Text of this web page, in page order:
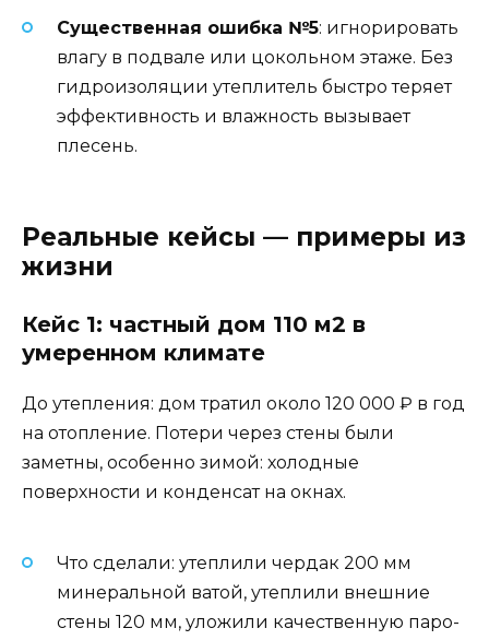
Существенная ошибка №5: игнорировать
влагу в подвале или цокольном этаже. Без
гидроизоляции утеплитель быстро теряет
эффективность и влажность вызывает
плесень.
Реальные кейсы — примеры из
жизни
Кейс 1: частный дом 110 м2 в
умеренном климате
До утепления: дом тратил около 120 000 ₽ в год
на отопление. Потери через стены были
заметны, особенно зимой: холодные
поверхности и конденсат на окнах.
Что сделали: утеплили чердак 200 мм
минеральной ватой, утеплили внешние
стены 120 мм, уложили качественную паро-